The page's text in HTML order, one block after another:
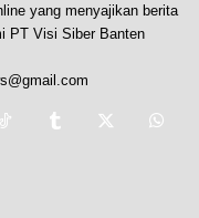
yang menyajikan berita
PT Visi Siber Banten